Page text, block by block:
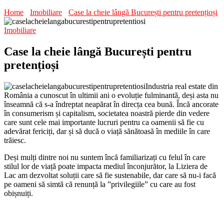
Home
Imobiliare Case la cheie lângă București pentru pretențioși
Imobiliare
Case la cheie lângă București pentru
pretențioși
Industria real estate din
România a cunoscut în ultimii ani o evoluție fulminantă, deși asta nu
înseamnă că s-a îndreptat neapărat în direcța cea bună. Încă ancorate
în consumerism și capitalism, societatea noastră pierde din vedere
care sunt cele mai importante lucruri pentru ca oamenii să fie cu
adevărat fericiți, dar și să ducă o viață sănătoasă în mediile în care
trăiesc.
Deși mulți dintre noi nu suntem încă familiarizați cu felul în care
stilul lor de viață poate impacta mediul înconjurător, la Liziera de
Lac am dezvoltat soluții care să fie sustenabile, dar care să nu-i facă
pe oameni să simtă că renunță la ”privilegiile” cu care au fost
obișnuiți.